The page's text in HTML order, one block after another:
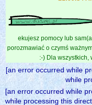
ekujesz pomocy lub
porozmawiać o czymś
:-) Dla wszystkich,
[an error occurred while
while
[an error occurred while
while processing this